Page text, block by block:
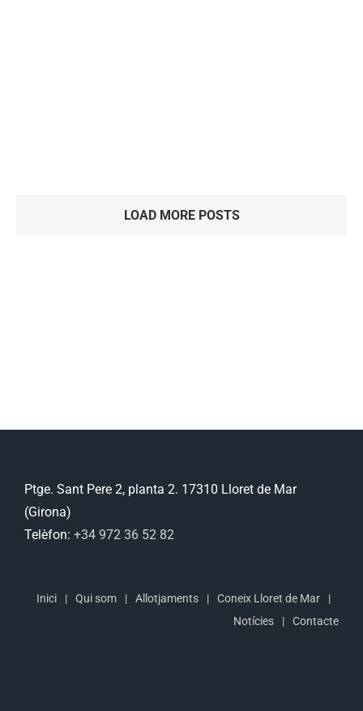
LOAD MORE POSTS
Ptge. Sant Pere 2, planta 2. 17310 Lloret de Mar
(Girona)
Telèfon: +34 972 36 52 82
Inici Qui som Allotjaments
Coneix Lloret de Mar
Notícies
Contacte